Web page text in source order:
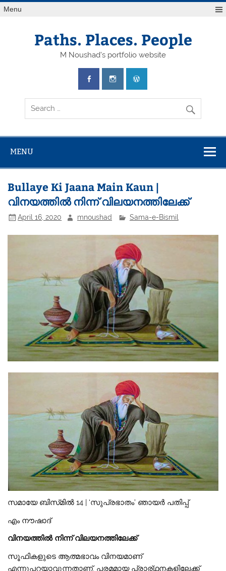
Skip
toMenu
Paths. Places. People
M Noushad's portfolio website
MENU
Bullaye Ki Jaana Main Kaun |
വിനയത്തിൽ നിന്ന് വിലയനത്തിലേക്ക്
April 16, 2020 mnoushad Sama-e-Bismil
​സമായേ ബിസ്‌മിൽ 14 | ‘സുപ്രഭാതം’ ഞായർ പതിപ്പ്
എം നൗഷാദ്
വിനയത്തിൽ നിന്ന് വിലയനത്തിലേക്ക്
​സൂഫികളുടെ ആത്മഭാവം വിനയമാണ്
എന്നുപറയാവുന്നതാണ്. പരമമായ പ്രാര്ഥനകളിലേക്ക്